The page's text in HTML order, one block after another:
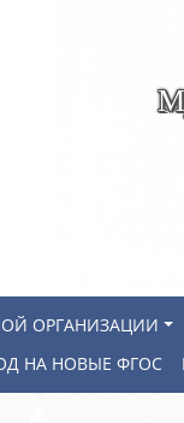
ОРГАНИЗАЦИИ
НА НОВЫЕ ФГОС